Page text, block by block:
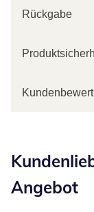
Rückgabe
Angebot